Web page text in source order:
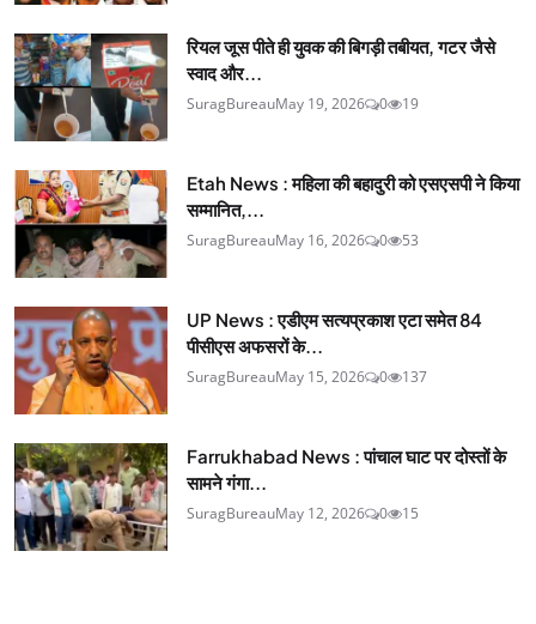
रियल जूस पीते ही युवक की बिगड़ी तबीयत, गटर जैसे
स्वाद और...
SuragBureauMay 19, 2026 0 19
Etah News : महिला की बहादुरी को एसएसपी ने किया
सम्मानित,...
SuragBureauMay 16, 2026 0 53
UP News : एडीएम सत्यप्रकाश एटा समेत 84
पीसीएस अफसरों के...
SuragBureauMay 15, 2026 0 137
Farrukhabad News : पांचाल घाट पर दोस्तों के
सामने गंगा...
SuragBureauMay 12, 2026 0 15